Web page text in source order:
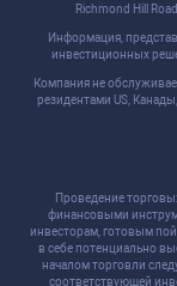
Richmond Hill
Информация,
инвестиционных
Компания не
резидентами US,
Проведение
финансовыми
инвесторам, готовым
в себе потенциально
началом торговли
соответствующей